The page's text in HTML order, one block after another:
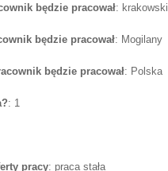
będzie pracował: krakowski
będzie pracował: Mogilany
będzie pracował: Polska
: 1
pracy: praca stała